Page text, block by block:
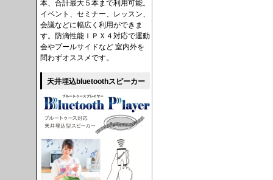
本、合計最大５本まで利用可能。
イベント、セミナー、レッスン、
会議などに幅広く利用ができま
す。防滴性能ＩＰＸ４対応で運動
会やプールサイドなど 室内外を
問わずオススメです。
天井埋込bluetoothスピーカー